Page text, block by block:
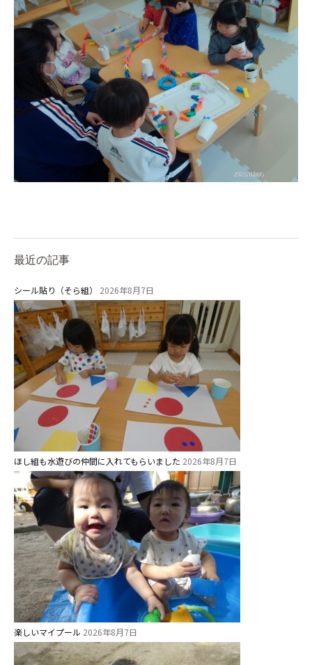
最近の記事
シール貼り（そら組） 2026年8月7日
ほし組も水遊びの仲間に入れてもらいました 2026年8月7日
楽しいマイプール 2026年8月7日
理事長のことば
教育と保育
美⽊多幼稚園の理想
園の1⽇
年間⾏事
預かり保育［ヒラソル ]
美⽊多チコスブログ
未就園児クラス
0歳親子登園［マカロンクラス ]
1歳・2歳親子登園［マリポサクラ
ス ]
2歳児ひとり登園［ゆず組 ]
グループ施設・
関係先リンク
学校法⼈鴨⾕学園 鳳幼稚園
学校法⼈諏訪森学園 諏訪森幼稚
園
⼤阪府私⽴幼稚園連盟
社会福祉法人野田福祉会